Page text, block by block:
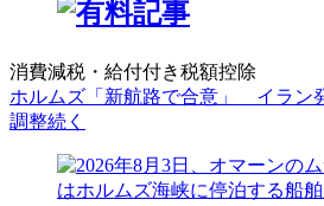
消費減税・給付付き税額控除
ホルムズ「新航路で合意」 イラン
調整続く